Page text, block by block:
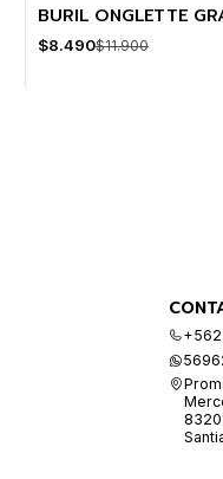
-29%
OFF
BURIL ONGLETTE
$8.490$11.900